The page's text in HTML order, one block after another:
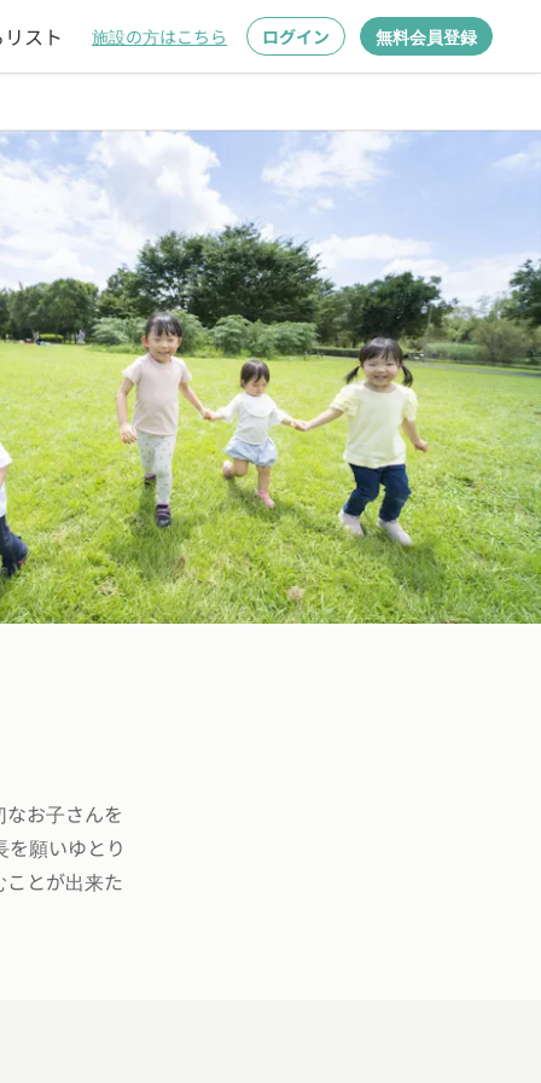
スト 施設の方はこちら ログイン 無料会員登録
お子さんを
願いゆとり
とが出来た